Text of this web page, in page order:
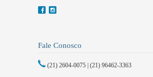
Fale Conosco
(21) 2604-0075 | (21) 96462-3363